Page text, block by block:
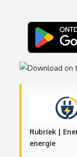
Rubriek |
energie